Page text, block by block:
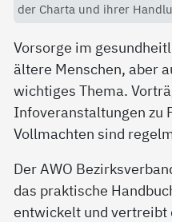
der Charta und ihrer
Vorsorge im
ältere Menschen, aber
wichtiges Thema.
Infoveranstaltungen zu
Vollmachten sind
Der AWO
das praktische
entwickelt und vertreibt